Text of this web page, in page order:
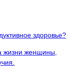
здоровье?
жизни женщины,